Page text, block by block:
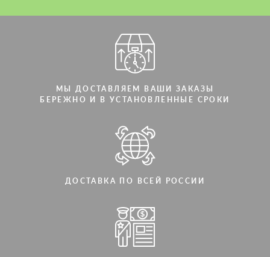
МЫ ДОСТАВЛЯЕМ ВАШИ ЗАКАЗЫ
БЕРЕЖНО И В УСТАНОВЛЕННЫЕ СРОКИ
ДОСТАВКА ПО ВСЕЙ РОССИИ